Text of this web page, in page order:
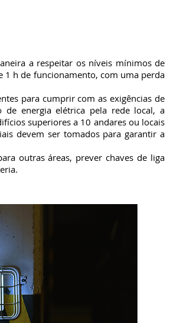
a respeitar os níveis mínimos de
h de funcionamento, com uma perda
para cumprir com as exigências de
de energia elétrica pela rede local, a
superiores a 10 andares ou locais
devem ser tomados para garantir a
outras áreas, prever chaves de liga